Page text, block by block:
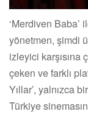
‘Merdiven Baba’
yönetmen, şimdi
izleyici karşısına
çeken ve farklı
Yıllar’, yalnızca
Türkiye